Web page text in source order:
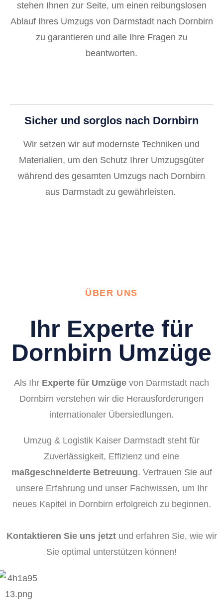
stehen Ihnen zur Seite, um einen reibungslosen
Ablauf Ihres Umzugs von Darmstadt nach Dornbirn
zu garantieren und alle Ihre Fragen zu
beantworten.
Sicher und sorglos nach Dornbirn
Wir setzen wir auf modernste Techniken und
Materialien, um den Schutz Ihrer Umzugsgüter
während des gesamten Umzugs nach Dornbirn
aus Darmstadt zu gewährleisten.
ÜBER UNS
Ihr Experte für
Dornbirn Umzüge
Als Ihr Experte für Umzüge von Darmstadt nach
Dornbirn verstehen wir die Herausforderungen
internationaler Übersiedlungen.
Umzug & Logistik Kaiser Darmstadt steht für
Zuverlässigkeit, Effizienz und eine
maßgeschneiderte Betreuung. Vertrauen Sie auf
unsere Erfahrung und unser Fachwissen, um Ihr
neues Kapitel in Dornbirn erfolgreich zu beginnen.
Kontaktieren Sie uns jetztund erfahren Sie, wie wir
Sie optimal unterstützen können!